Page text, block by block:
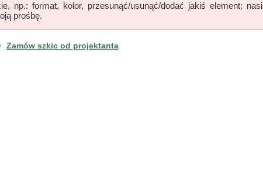
np.: format, kolor, przesunąć/usunąć/dodać jakiś element; nasi
prośbę.
Zamów szkic od projektanta